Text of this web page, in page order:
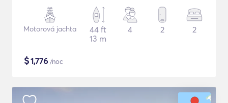
Motorová jachta
44 ft
13 m
4 2 2
$1,776 /noc